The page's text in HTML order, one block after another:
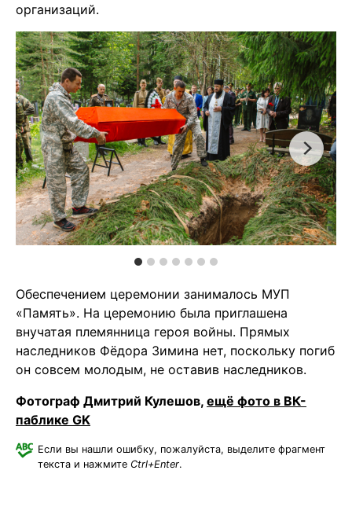
организаций.
Обеспечением церемонии занималось МУП
«Память». На церемонию была приглашена
внучатая племянница героя войны. Прямых
наследников Фёдора Зимина нет, поскольку погиб
он совсем молодым, не оставив наследников.
Фотограф Дмитрий Кулешов, ещё фото в ВК-
паблике GK
Если вы нашли ошибку, пожалуйста, выделите фрагмент
текста и нажмите Ctrl+Enter.